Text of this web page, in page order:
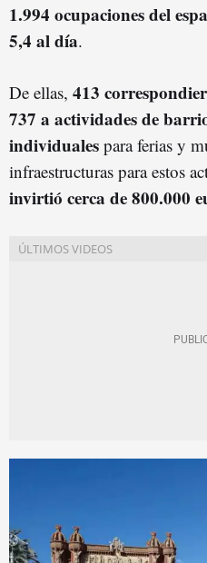
1.994 ocupaciones del
5,4 al día.
De ellas, 413
737 a actividades de
individuales para ferias y
infraestructuras para estos
invirtió cerca de 800.000